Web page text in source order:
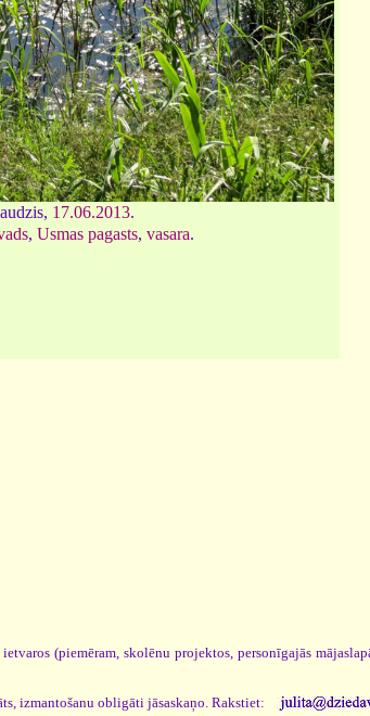
17.06.2013.
, Usmas pagasts, vasara.
(piemēram, skolēnu projektos, personīgajās
izmantošanu obligāti jāsaskaņo. Rakstiet: